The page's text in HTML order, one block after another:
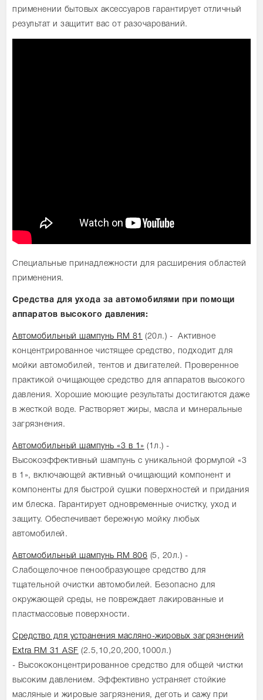
применении бытовых аксессуаров гарантирует отличный
результат и защитит вас от разочарований.
Специальные принадлежности для расширения областей
применения.
Средства для ухода за автомобилями при помощи
аппаратов высокого давления:
Автомобильный шампунь RM 81
(20л.) - Активное
концентрированное чистящее средство, подходит для
мойки автомобилей, тентов и двигателей. Проверенное
практикой очищающее средство для аппаратов высокого
давления. Хорошие моющие результаты достигаются даже
в жесткой воде. Растворяет жиры, масла и минеральные
загрязнения.
Автомобильный шампунь «3 в 1» (1л.) -
Высокоэффективный шампунь с уникальной формулой «3
в 1», включающей активный очищающий компонент и
компоненты для быстрой сушки поверхностей и придания
им блеска. Гарантирует одновременные очистку, уход и
защиту. Обеспечивает бережную мойку любых
автомобилей.
Автомобильный шампунь RM 806 (5, 20л.) -
Слабощелочное пенообразующее средство для
тщательной очистки автомобилей. Безопасно для
окружающей среды, не повреждает лакированные и
пластмассовые поверхности.
Средство для устранения масляно-жировых загрязнений
Extra RM 31 ASF (2.5,10,20,200,1000л.)
- Высококонцентрированное средство для общей чистки
высоким давлением. Эффективно устраняет стойкие
масляные и жировые загрязнения, деготь и сажу при